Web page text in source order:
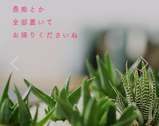
愚痴とか
全部置いて
お帰りくださいね